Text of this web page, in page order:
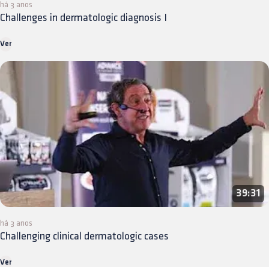
há 3 anos
Challenges in dermatologic diagnosis I
Ver
39:31
há 3 anos
Challenging clinical dermatologic cases
Ver